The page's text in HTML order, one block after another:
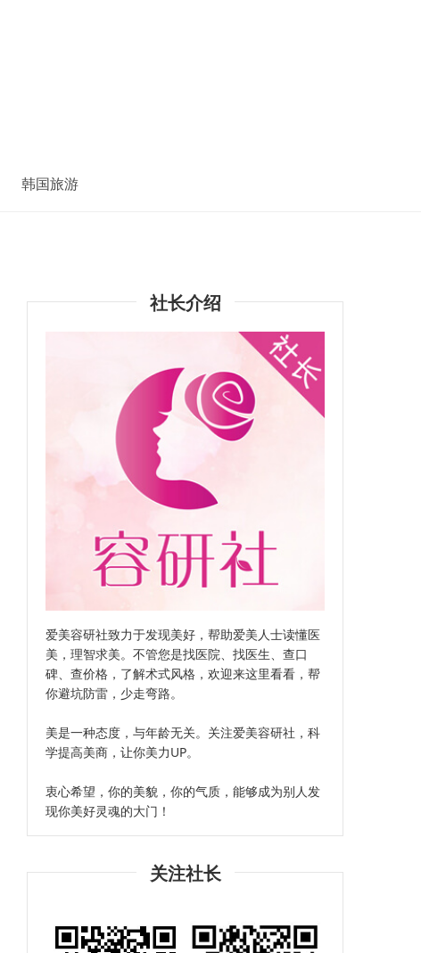
韩国旅游
社长介绍
爱美容研社致力于发现美好，帮助爱美人士读懂医
美，理智求美。不管您是找医院、找医生、查口
碑、查价格，了解术式风格，欢迎来这里看看，帮
你避坑防雷，少走弯路。
美是一种态度，与年龄无关。关注爱美容研社，科
学提高美商，让你美力UP。
衷心希望，你的美貌，你的气质，能够成为别人发
现你美好灵魂的大门！
关注社长